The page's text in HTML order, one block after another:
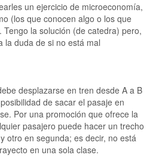
un ejercicio de microeconomía,
(los que conocen algo o los que
la solución (de catedra) pero,
la duda de si no está mal
desplazarse en tren desde A a B
de sacar el pasaje en
Por una promoción que ofrece la
pasajero puede hacer un trecho
otro en segunda; es decir, no está
en una sola clase.